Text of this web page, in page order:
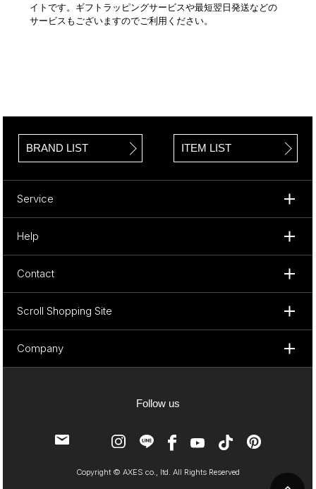
イトです。ギフトラッピングサービスや最短翌日発送などの
サービスもございますのでご利用ください。
BRAND LIST ITEM LIST
Service
Help
Contact
Scroll Shopping Site
Company
Follow us
Copyright © AXES co., ltd. All Rights Reserved